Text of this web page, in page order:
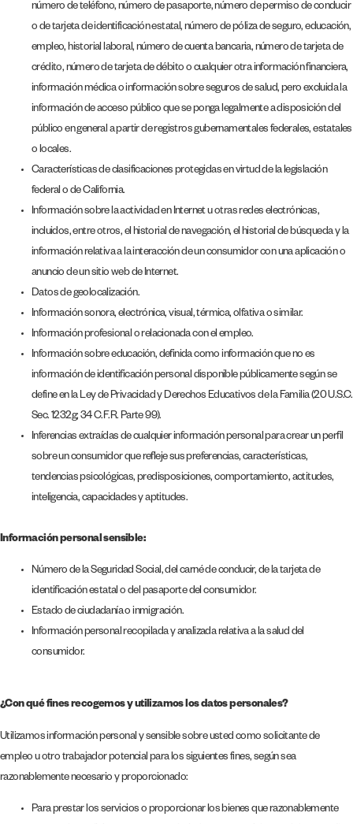
número de teléfono, número de pasaporte, número de permiso de conducir
o de tarjeta de identificación estatal, número de póliza de seguro, educación,
empleo, historial laboral, número de cuenta bancaria, número de tarjeta de
crédito, número de tarjeta de débito o cualquier otra información financiera,
información médica o información sobre seguros de salud, pero excluida la
información de acceso público que se ponga legalmente a disposición del
público en general a partir de registros gubernamentales federales, estatales
o locales.
Características de clasificaciones protegidas en virtud de la legislación
federal o de California.
Información sobre la actividad en Internet u otras redes electrónicas,
incluidos, entre otros, el historial de navegación, el historial de búsqueda y la
información relativa a la interacción de un consumidor con una aplicación o
anuncio de un sitio web de Internet.
Datos de geolocalización.
Información sonora, electrónica, visual, térmica, olfativa o similar.
Información profesional o relacionada con el empleo.
Información sobre educación, definida como información que no es
información de identificación personal disponible públicamente según se
define en la Ley de Privacidad y Derechos Educativos de la Familia (20 U.S.C.
Sec. 1232g; 34 C.F.R. Parte 99).
Inferencias extraídas de cualquier información personal para crear un perfil
sobre un consumidor que refleje sus preferencias, características,
tendencias psicológicas, predisposiciones, comportamiento, actitudes,
inteligencia, capacidades y aptitudes.
Información personal sensible:
Número de la Seguridad Social, del carné de conducir, de la tarjeta de
identificación estatal o del pasaporte del consumidor.
Estado de ciudadanía o inmigración.
Información personal recopilada y analizada relativa a la salud del
consumidor.
¿Con qué fines recogemos y utilizamos los datos personales?
Utilizamos información personal y sensible sobre usted como solicitante de
empleo u otro trabajador potencial para los siguientes fines, según sea
razonablemente necesario y proporcionado:
Para prestar los servicios o proporcionar los bienes que razonablemente